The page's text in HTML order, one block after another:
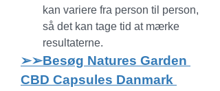
kan variere fra person til person,
så det kan tage tid at mærke
resultaterne.
➢➢Besøg Natures Garden
CBD Capsules Danmark